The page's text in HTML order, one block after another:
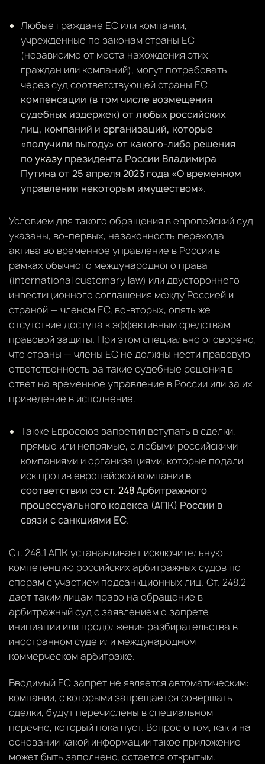
Любые граждане ЕС или компании,
учрежденные по законам страны ЕС
(независимо от места нахождения этих
граждан или компаний), могут потребовать
через суд соответствующей страны ЕС
компенсации (в том числе возмещения
судебных издержек) от любых российских
лиц, компаний и организаций, которые
«получили выгоду» от какого-либо решения
поуказу президента России Владимира
Путина от 25 апреля 2023 года «О временном
управлении некоторым имуществом».
Условием для такого обращения в европейский суд
указаны, во-первых, незаконность перехода
актива во временное управление в России в
рамках обычного международного права
(international customary law) или двустороннего
инвестиционного соглашения между Россией и
страной — членом ЕС, во-вторых, опять же
отсутствие доступа к эффективным средствам
правовой защиты. При этом специально оговорено,
что страны — члены ЕС не должны нести правовую
ответственность за такие судебные решения в
ответ на временное управление в России или за их
приведение в исполнение.
Также Евросоюз запретил вступать в сделки,
прямые или непрямые, с любыми российскими
компаниями и организациями, которые подали
иск против европейской компании в
соответствии сост. 248Арбитражного
процессуального кодекса (АПК) России в
связи с санкциями ЕС.
Ст. 248.1 АПК устанавливает исключительную
компетенцию российских арбитражных судов по
спорам с участием подсанкционных лиц. Ст. 248.2
дает таким лицам право на обращение в
арбитражный суд с заявлением о запрете
инициации или продолжения разбирательства в
иностранном суде или международном
коммерческом арбитраже.
Вводимый ЕС запрет не является автоматическим:
компании, с которыми запрещается совершать
сделки, будут перечислены в специальном
перечне, который пока пуст. Вопрос о том, как и на
основании какой информации такое приложение
может быть заполнено, остается открытым.